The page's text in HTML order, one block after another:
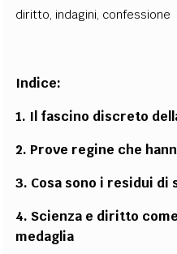
diritto, indagini, confessione
Indice:
1. Il fascino discreto
2. Prove regine che
3. Cosa sono i residui di
4. Scienza e diritto
medaglia